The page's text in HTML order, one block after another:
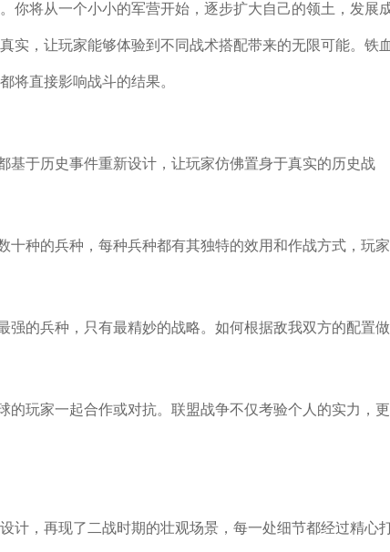
你将从一个小小的军营开始，逐步扩大自己的领土，发展
实，让玩家能够体验到不同战术搭配带来的无限可能。铁血
将直接影响战斗的结果。
基于历史事件重新设计，让玩家仿佛置身于真实的历史战
十种的兵种，每种兵种都有其独特的效用和作战方式，玩家
强的兵种，只有最精妙的战略。如何根据敌我双方的配置做
的玩家一起合作或对抗。联盟战争不仅考验个人的实力，更
计，再现了二战时期的壮观场景，每一处细节都经过精心